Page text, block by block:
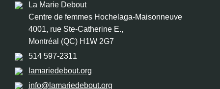
La Marie Debout
Centre de femmes Hochelaga-Maisonneuve
4001, rue Ste-Catherine E.,
Montréal (QC) H1W 2G7
514 597-2311
lamariedebout.org
info@lamariedebout.org